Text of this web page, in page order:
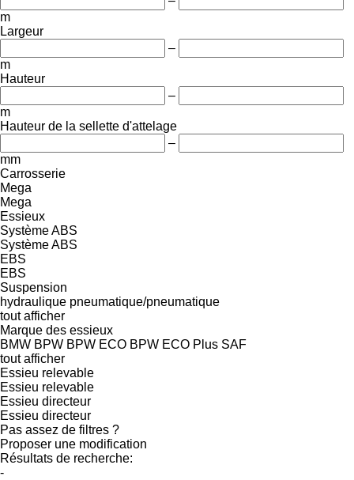
m
Largeur
–
m
Hauteur
–
m
Hauteur de la sellette d'attelage
–
mm
Carrosserie
Mega
Mega
Essieux
Système ABS
Système ABS
EBS
EBS
Suspension
hydraulique pneumatique/pneumatique
tout afficher
Marque des essieux
BMW BPW BPW ECO BPW ECO Plus SAF
tout afficher
Essieu relevable
Essieu relevable
Essieu directeur
Essieu directeur
Pas assez de filtres ?
Proposer une modification
Résultats de recherche:
-